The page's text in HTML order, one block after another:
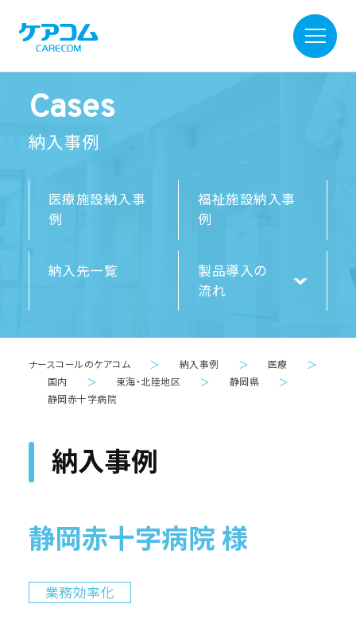
Cases
納入事例
医療施設納入事
例
福祉施設納入事
例
納入先一覧
製品導入の
流れ
ナースコールのケアコム ＞ 納入事例 ＞ 医療 ＞
国内 ＞ 東海・北陸地区 ＞ 静岡県 ＞
静岡赤十字病院
納入事例
静岡赤十字病院 様
業務効率化